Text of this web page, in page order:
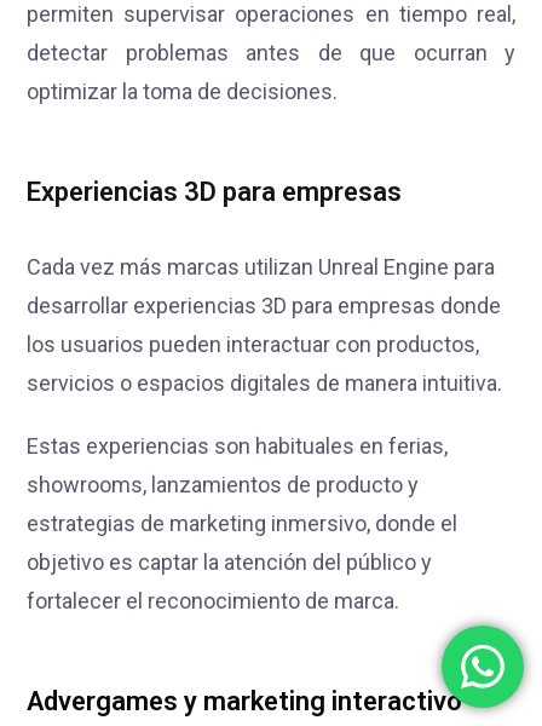
permiten supervisar operaciones en tiempo real,
detectar problemas antes de que ocurran y
optimizar la toma de decisiones.
Experiencias 3D para empresas
Cada vez más marcas utilizan Unreal Engine para
desarrollar experiencias 3D para empresas donde
los usuarios pueden interactuar con productos,
servicios o espacios digitales de manera intuitiva.
Estas experiencias son habituales en ferias,
showrooms, lanzamientos de producto y
estrategias de marketing inmersivo, donde el
objetivo es captar la atención del público y
fortalecer el reconocimiento de marca.
Advergames y marketing interactivo